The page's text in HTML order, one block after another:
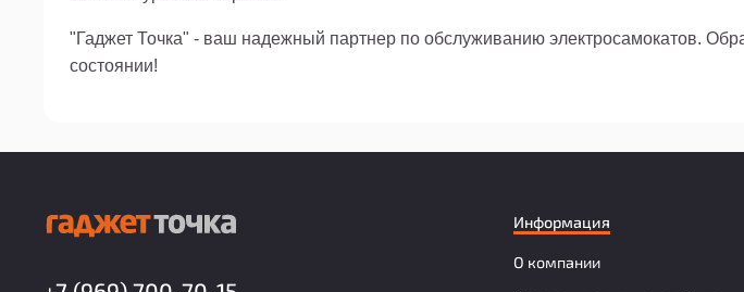
"Гаджет Точка" - ваш надежный партнер по обслуживанию электросамокатов.
состоянии!
Информация
О компании